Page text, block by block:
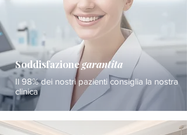
Soddisfazionegarantita
Il 98% dei nostri pazienti consiglia la nostra
clinica